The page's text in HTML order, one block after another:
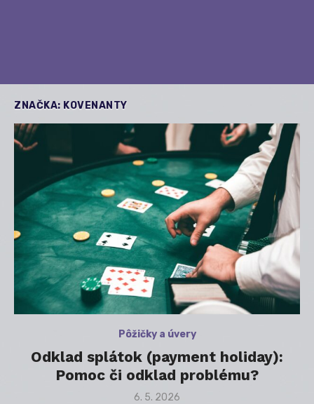
ZNAČKA: KOVENANTY
Pôžičky a úvery
Odklad splátok (payment holiday):
Pomoc či odklad problému?
Posted
6. 5. 2026